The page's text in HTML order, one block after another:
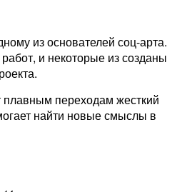
из основателей соц-арта.
и некоторые из созданы
плавным переходам жесткий
найти новые смыслы в